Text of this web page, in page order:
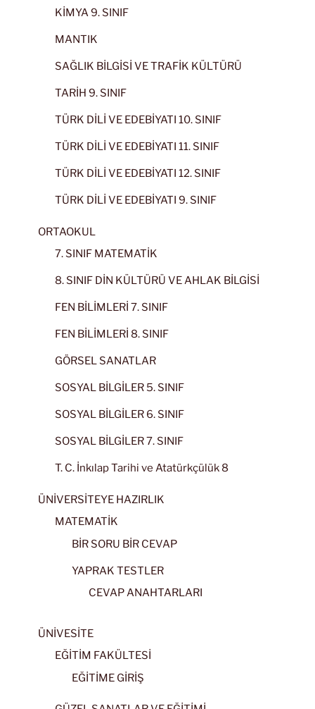
KİMYA 9. SINIF
MANTIK
SAĞLIK BİLGİSİ VE TRAFİK KÜLTÜRÜ
TARİH 9. SINIF
TÜRK DİLİ VE EDEBİYATI 10. SINIF
TÜRK DİLİ VE EDEBİYATI 11. SINIF
TÜRK DİLİ VE EDEBİYATI 12. SINIF
TÜRK DİLİ VE EDEBİYATI 9. SINIF
ORTAOKUL
7. SINIF MATEMATİK
8. SINIF DİN KÜLTÜRÜ VE AHLAK BİLGİSİ
FEN BİLİMLERİ 7. SINIF
FEN BİLİMLERİ 8. SINIF
GÖRSEL SANATLAR
SOSYAL BİLGİLER 5. SINIF
SOSYAL BİLGİLER 6. SINIF
SOSYAL BİLGİLER 7. SINIF
T. C. İnkılap Tarihi ve Atatürkçülük 8
ÜNİVERSİTEYE HAZIRLIK
MATEMATİK
BİR SORU BİR CEVAP
YAPRAK TESTLER
CEVAP ANAHTARLARI
ÜNİVESİTE
EĞİTİM FAKÜLTESİ
EĞİTİME GİRİŞ